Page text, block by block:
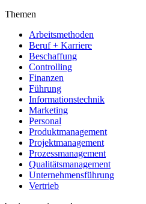
Themen
Arbeitsmethoden
Beruf + Karriere
Beschaffung
Controlling
Finanzen
Führung
Informationstechnik
Marketing
Personal
Produktmanagement
Projektmanagement
Prozessmanagement
Qualitätsmanagement
Unternehmensführung
Vertrieb